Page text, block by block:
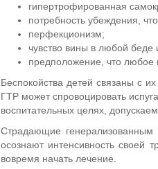
гипертрофированная
потребность убеждения,
перфекционизм;
чувство вины в любой беде
предположение, что любое
Беспокойства детей связаны с
ГТР может спровоцировать
воспитательных целях,
Страдающие
осознают интенсивность своей
вовремя начать лечение.